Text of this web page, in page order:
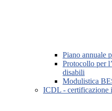
Piano annuale
Protocollo per
disabili
Modulistica
ICDL - certificazione